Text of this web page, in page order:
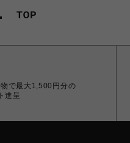
で最大1,500円分の
進呈